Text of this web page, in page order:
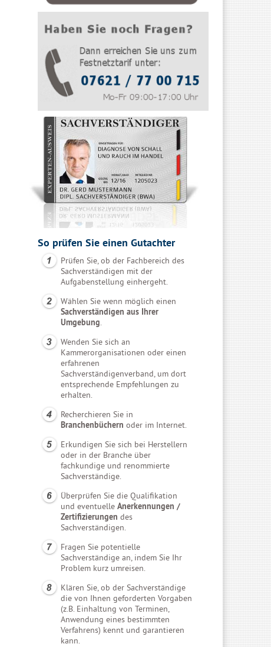
So prüfen Sie einen Gutachter
Prüfen Sie, ob der Fachbereich des
Sachverständigen mit der
Aufgabenstellung einhergeht.
Wählen Sie wenn möglich einen
Sachverständigen aus Ihrer
Umgebung.
Wenden Sie sich an
Kammerorganisationen oder einen
erfahrenen
Sachverständigenverband, um dort
entsprechende Empfehlungen zu
erhalten.
Recherchieren Sie in
Branchenbüchern oder im Internet.
Erkundigen Sie sich bei Herstellern
oder in der Branche über
fachkundige und renommierte
Sachverständige.
Überprüfen Sie die Qualifikation
und eventuelle Anerkennungen /
Zertifizierungen des
Sachverständigen.
Fragen Sie potentielle
Sachverständige an, indem Sie Ihr
Problem kurz umreisen.
Klären Sie, ob der Sachverständige
die von Ihnen geforderten Vorgaben
(z.B. Einhaltung von Terminen,
Anwendung eines bestimmten
Verfahrens) kennt und garantieren
kann.